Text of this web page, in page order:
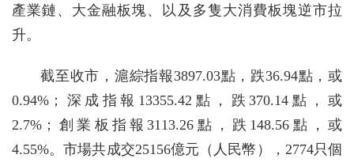
產業鏈、大金融板塊、以及多隻大消費板塊逆市拉
升。
截至收市，滬綜指報3897.03點，跌36.94點，或
0.94%；深成指報13355.42點，跌370.14點，或
2.7%；創業板指報3113.26點，跌148.56點，或
4.55%。市場共成交25156億元（人民幣），2774只個